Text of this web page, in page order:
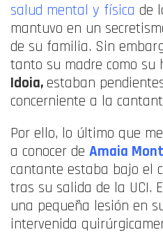
salud mental y física de
mantuvo en un
de su familia. Sin
tanto su madre como su
Idoia, estaban
concerniente a la
Por ello, lo último que
a conocer de Amaia
cantante estaba bajo el
tras su salida de la UCI.
una pequeña lesión en
intervenida